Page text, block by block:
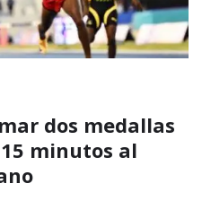
dos medallas
minutos al